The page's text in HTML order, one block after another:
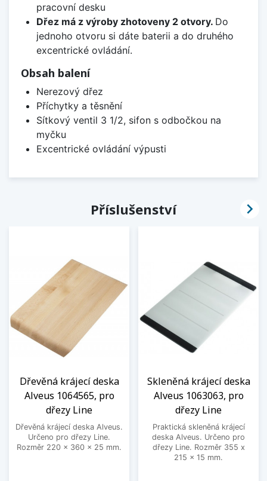
pracovní desku
Dřez má z výroby zhotoveny 2 otvory. Do
jednoho otvoru si dáte baterii a do druhého
excentrické ovládání.
Obsah balení
Nerezový dřez
Příchytky a těsnění
Sítkový ventil 3 1/2, sifon s odbočkou na
myčku
Excentrické ovládání výpusti
Příslušenství
Dřevěná krájecí deska
Alveus 1064565, pro
dřezy Line
Dřevěná krájecí deska Alveus.
Určeno pro dřezy Line.
Rozměr 220 x 360 x 25 mm.
Skleněná krájecí deska
Alveus 1063063, pro
dřezy Line
Praktická skleněná krájecí
deska Alveus. Určeno pro
dřezy Line. Rozměr 355 x
215 x 15 mm.
